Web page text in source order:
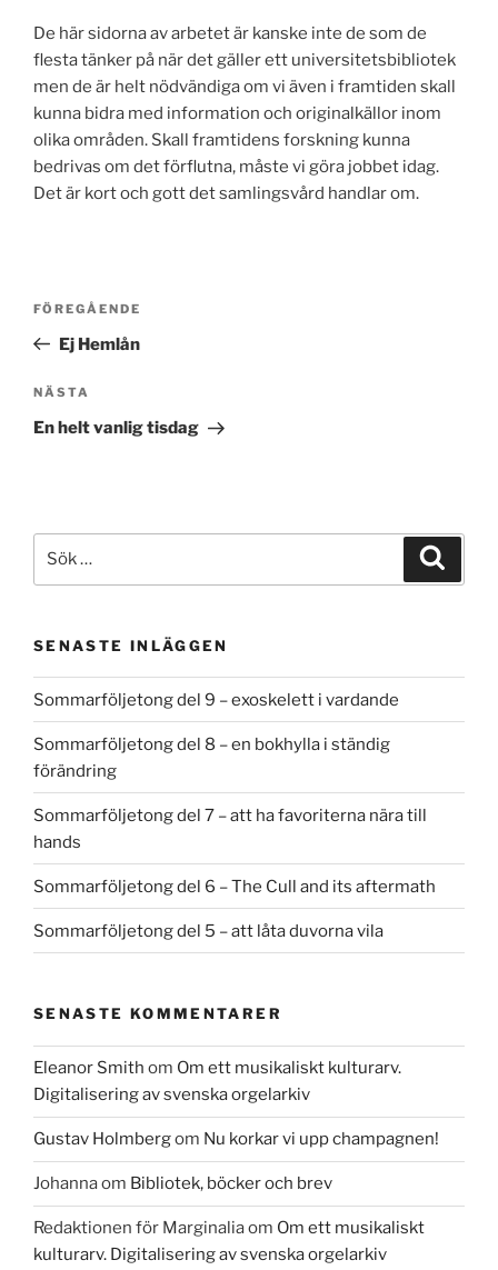
De här sidorna av arbetet är kanske inte de som de
flesta tänker på när det gäller ett universitetsbibliotek
men de är helt nödvändiga om vi även i framtiden skall
kunna bidra med information och originalkällor inom
olika områden. Skall framtidens forskning kunna
bedrivas om det förflutna, måste vi göra jobbet idag.
Det är kort och gott det samlingsvård handlar om.
Inläggsnavigering
Föregående
inlägg
FÖREGÅENDE
Ej Hemlån
Nästa
inlägg
NÄSTA
En helt vanlig tisdag
efter:
SENASTE INLÄGGEN
Sommarföljetong del 9 – exoskelett i vardande
Sommarföljetong del 8 – en bokhylla i ständig
förändring
Sommarföljetong del 7 – att ha favoriterna nära till
hands
Sommarföljetong del 6 – The Cull and its aftermath
Sommarföljetong del 5 – att låta duvorna vila
SENASTE KOMMENTARER
Eleanor Smith om Om ett musikaliskt kulturarv.
Digitalisering av svenska orgelarkiv
Gustav Holmbergom Nu korkar vi upp champagnen!
Johannaom Bibliotek, böcker och brev
Redaktionen för Marginaliaom Om ett musikaliskt
kulturarv. Digitalisering av svenska orgelarkiv